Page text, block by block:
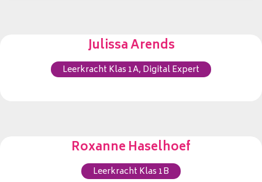
Julissa Arends
Leerkracht Klas 1A, Digital Expert
Roxanne Haselhoef
Leerkracht Klas 1B